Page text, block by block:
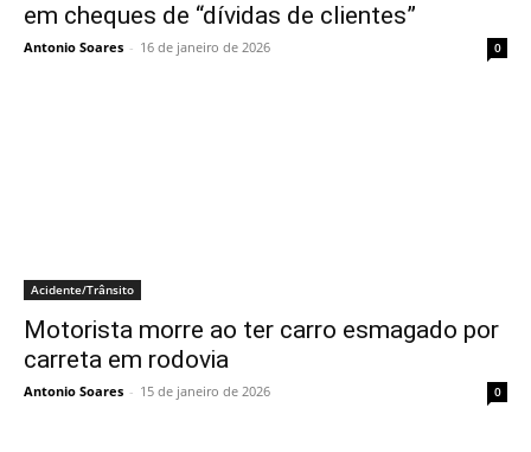
em cheques de “dívidas de clientes”
Antonio Soares - 16 de janeiro de 2026 0
Acidente/Trânsito
Motorista morre ao ter carro esmagado por
carreta em rodovia
Antonio Soares - 15 de janeiro de 2026 0